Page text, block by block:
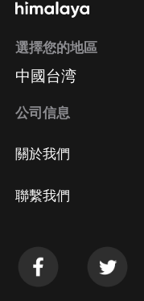
選擇您的地區
中國台湾
公司信息
關於我們
聯繫我們